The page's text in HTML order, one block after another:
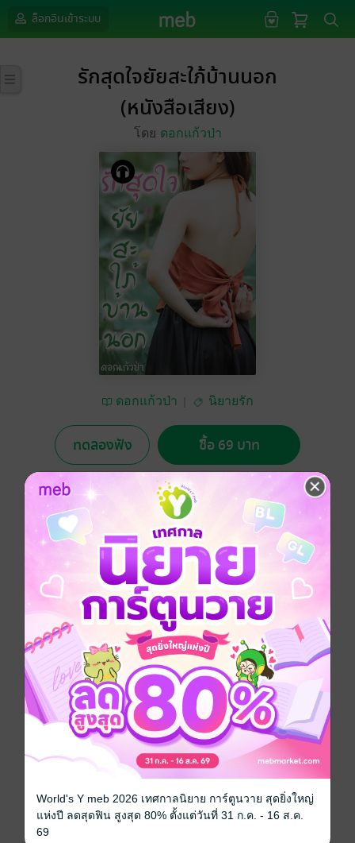
ล็อกอินเข้าระบบ
รักสุดใจยัยสะใภ้บ้านนอก
(หนังสือเสียง)
โดย ดอกแก้วป่า
ดอกแก้วป่า นิยายรัก
ทดลองฟัง ซื้อ 69 บาท
No Rating
อยากได้ ซื้อเป็นของขวัญ ติดตาม แชร์
เมื่อหนุุ่มบ้านนอกคอกนา โดนบังคับให้แต่งงาน
กับหญิงสาวไฮโซ ที่มาจาก กรุงเทพฯ
วินาทีแรกที่เขาได้เห็นการแต่งตัวที่เว่อร์วังอลังการ
ของหล่อนเขาก็อยากยกเลิกงานแต่งงาน
ณ ตอนนั้น แต่ก็ทำไม่ได้..................
นักพากย์ พจมาลย์ เตียวประเสริฐ
ประเภทไฟล์ Audio(สารบัญ)
01 กันยายน 2565
ความยาว 44 นาที
World's Y meb 2026 เทศกาลนิยาย การ์ตูนวาย สุดยิ่งใหญ่
แห่งปี ลดสุดฟิน สูงสุด 80% ตั้งแต่วันที่ 31 ก.ค. - 16 ส.ค.
69